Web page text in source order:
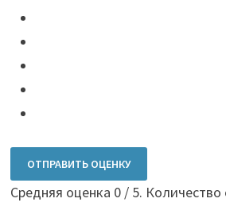
ОТПРАВИТЬ ОЦЕНКУ
Средняя оценка 0/ 5. Количество